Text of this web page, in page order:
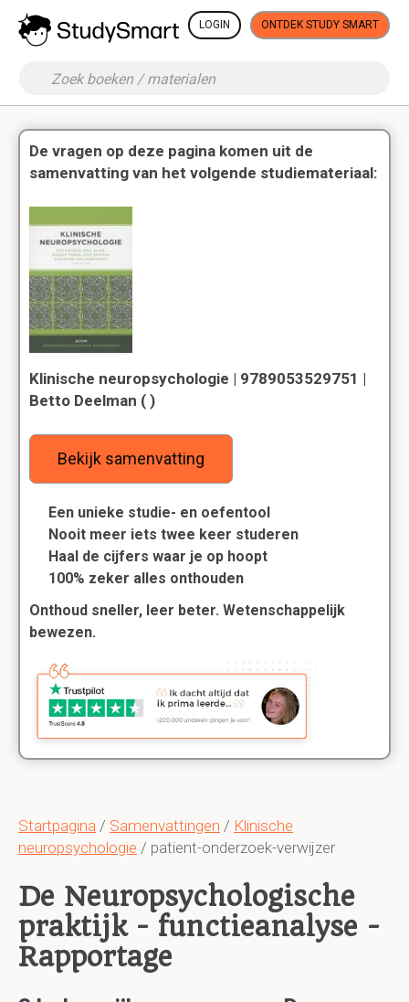
LOGIN ONTDEK STUDY SMART
Startpagina / Samenvattingen / Klinische
neuropsychologie / patient-onderzoek-verwijzer
De Neuropsychologische
praktijk - functieanalyse -
Rapportage
De vragen op deze pagina komen uit de
samenvatting van het volgende studiemateriaal:
Klinische neuropsychologie | 9789053529751 |
Betto Deelman ( )
Bekijk samenvatting
Een unieke studie- en oefentool
Nooit meer iets twee keer studeren
Haal de cijfers waar je op hoopt
100% zeker alles onthouden
Onthoud sneller, leer beter. Wetenschappelijk
bewezen.